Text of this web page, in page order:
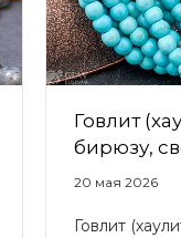
Говлит
бирюзу,
20 мая 2026
Говлит